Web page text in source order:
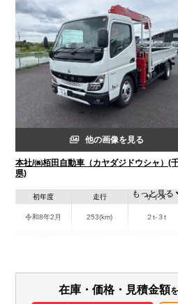
他の画像を見る
本社/㈱栢田自動車（カヤダジドウシャ）(
県)
初年度
令和8年2月
走行
253(km)
サイズ
２t-３t
装備情報
もっと見る
在庫・価格・見積金額